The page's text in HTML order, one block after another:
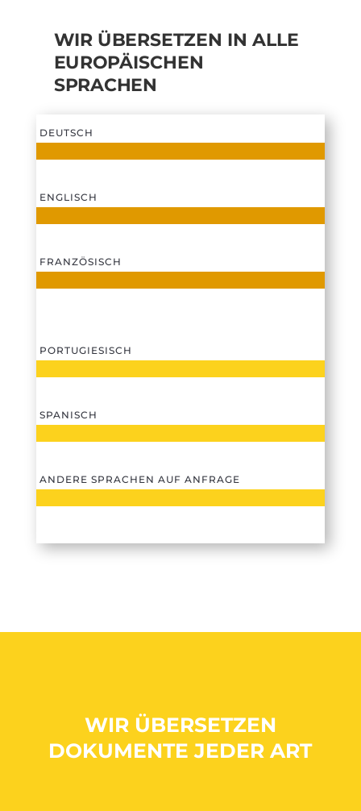
WIR ÜBERSETZEN IN ALLE
EUROPÄISCHEN
SPRACHEN
DEUTSCH
ENGLISCH
FRANZÖSISCH
PORTUGIESISCH
SPANISCH
ANDERE SPRACHEN AUF ANFRAGE
WIR ÜBERSETZEN
DOKUMENTE JEDER ART